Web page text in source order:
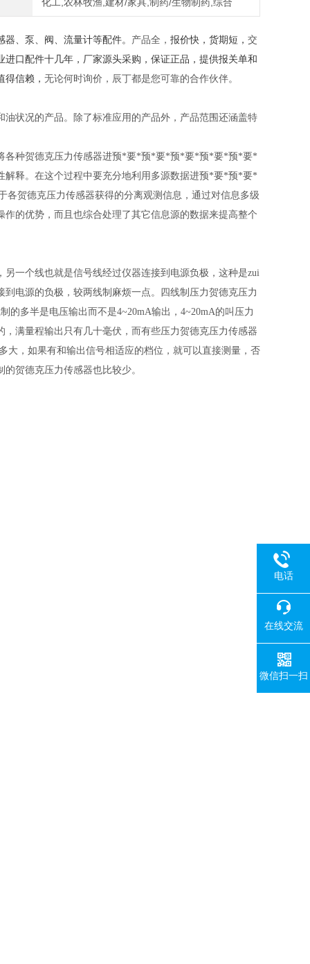
、泵、阀、流量计等配件。 产品全， 报价快，货期短， 交
进口配件十几年，厂家源头采购，保证正品，提供报关单和
信赖， 无论何时询价，辰丁都是您可靠的合作伙伴。
状况的产品。除了标准应用的产品外，产品范围还涵盖特
各种贺德克压力传感器进预*要*预*要*预*要*预*要*预*要*
解释。在这个过程中要充分地利用多源数据进预*要*预*要*
贺德克压力传感器获得的分离观测信息，通过对信息多级
的优势，而且也综合处理了其它信息源的数据来提高整个
一个线也就是信号线经过仪器连接到电源负极，这种是zui
电源的负极，较两线制麻烦一点。四线制压力贺德克压力
多半是电压输出而不是4~20mA输出，4~20mA的叫压力
满量程输出只有几十毫伏，而有些压力贺德克压力传感器
大，如果有和输出信号相适应的档位，就可以直接测量，否
贺德克压力传感器也比较少。
电话
在线交流
微信扫一扫